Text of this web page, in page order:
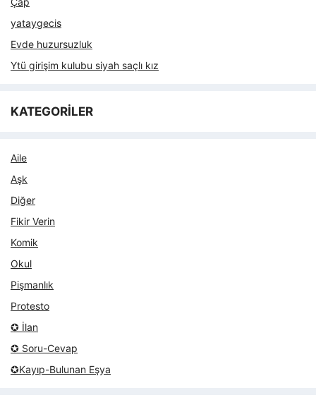
yataygecis
Evde huzursuzluk
Ytü girişim kulubu siyah saçlı kız
KATEGORİLER
Aile
Aşk
Diğer
Fikir Verin
Komik
Okul
Pişmanlık
Protesto
✪ İlan
✪ Soru-Cevap
✪Kayıp-Bulunan Eşya